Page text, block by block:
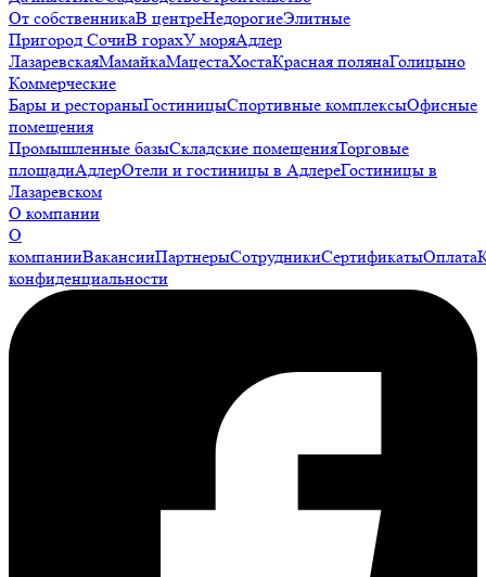
От собственникаВ центреНедорогиеЭлитные
Пригород СочиВ горахУ моряАдлер
ЛазаревскаяМамайкаМацестаХостаКрасная полянаГолицыно
Коммерческие
Бары и рестораныГостиницыСпортивные комплексыОфисные
помещения
Промышленные базыСкладские помещенияТорговые
площадиАдлерОтели и гостиницы в АдлереГостиницы в
Лазаревском
О компании
О
компанииВакансииПартнерыСотрудникиСертификатыОплата
конфиденциальности